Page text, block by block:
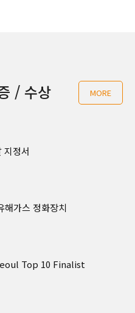
/ 수상 MORE
지정서
해가스 정화장치
Top 10 Finalist